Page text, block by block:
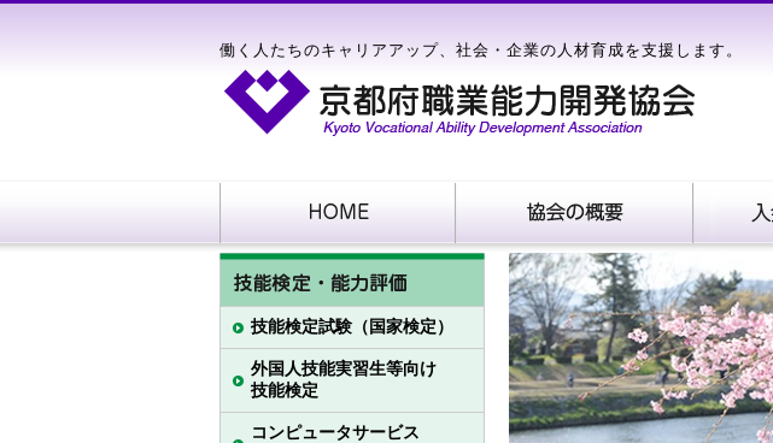
働く人たちのキャリアアップ、社会・企業の人材育成を支援します。
技能検定試験（国家検定）
外国人技能実習生等向け
技能検定
コンピュータサービス